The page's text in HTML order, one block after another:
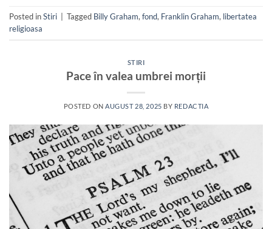
Posted inStiri Tagged Billy Graham, fond, Franklin Graham, libertatea
religioasa
STIRI
Pace în valea umbrei morții
POSTED ONAUGUST 28, 2025 BY REDACTIA